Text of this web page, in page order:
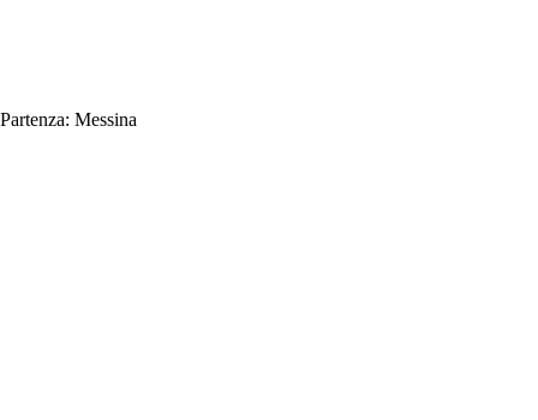
Partenza: Messina